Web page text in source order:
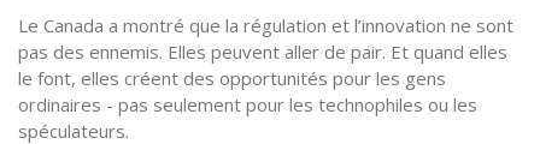
Le Canada a montré que la régulation et l’innovation ne sont
pas des ennemis. Elles peuvent aller de pair. Et quand elles
le font, elles créent des opportunités pour les gens
ordinaires - pas seulement pour les technophiles ou les
spéculateurs.